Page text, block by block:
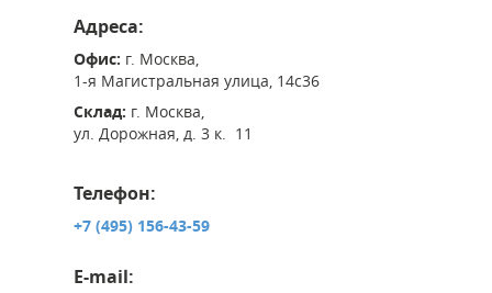
Адреса:
Офис: г. Москва,
1-я Магистральная улица, 14с36
Склад: г. Москва,
ул. Дорожная, д. 3 к. 11
Телефон:
+7 (495) 156-43-59
E-mail: